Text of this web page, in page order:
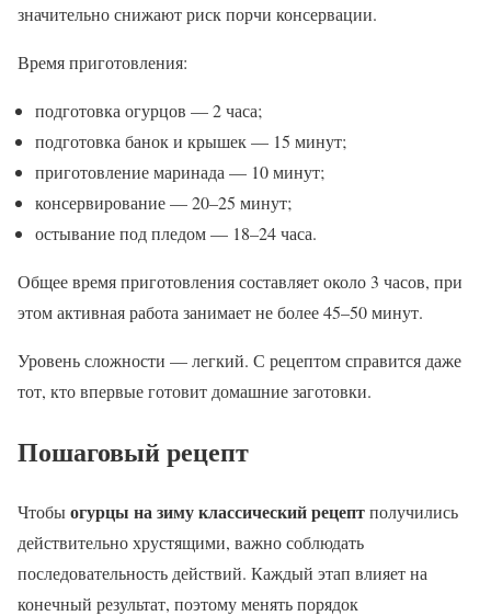
значительно снижают риск порчи консервации.
Время приготовления:
подготовка огурцов — 2 часа;
подготовка банок и крышек — 15 минут;
приготовление маринада — 10 минут;
консервирование — 20–25 минут;
остывание под пледом — 18–24 часа.
Общее время приготовления составляет около 3 часов, при
этом активная работа занимает не более 45–50 минут.
Уровень сложности — легкий. С рецептом справится даже
тот, кто впервые готовит домашние заготовки.
Пошаговый рецепт
Чтобыогурцы на зиму классический рецептполучились
действительно хрустящими, важно соблюдать
последовательность действий. Каждый этап влияет на
конечный результат, поэтому менять порядок